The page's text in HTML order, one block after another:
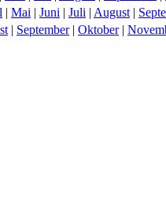
| Mai | Juni | Juli | August|
| September| Oktober|